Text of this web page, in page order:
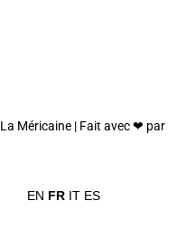
La Méricaine | Fait avec ❤︎ par
EN FR IT ES